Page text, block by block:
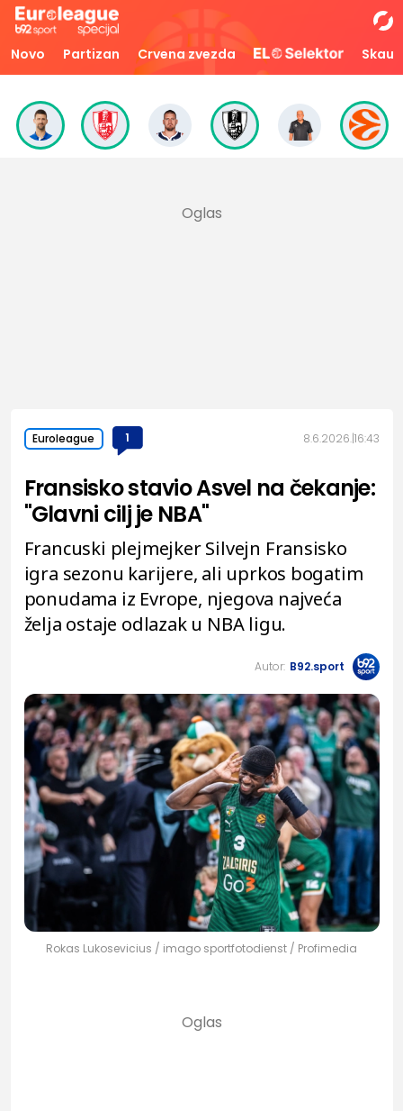
Novo Partizan Crvena zvezda Skaut
Euroleague 1 8.6.2026. 16:43
Fransisko stavio Asvel na čekanje:
"Glavni cilj je NBA"
Francuski plejmejker Silvejn Fransisko
igra sezonu karijere, ali uprkos bogatim
ponudama iz Evrope, njegova najveća
želja ostaje odlazak u NBA ligu.
Autor: B92.sport
Rokas Lukosevicius / imago sportfotodienst / Profimedia